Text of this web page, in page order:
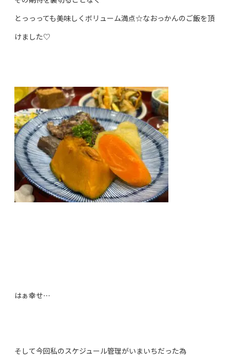
とっっっても美味しくボリューム満点☆なおっかんのご飯を頂
けました♡
はぁ幸せ…
そして今回私のスケジュール管理がいまいちだった為